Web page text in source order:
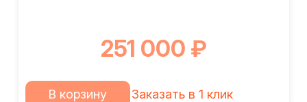
251 000 ₽
В корзину Заказать в 1 клик